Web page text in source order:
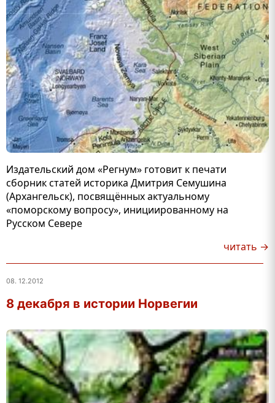
Издательский дом «Регнум» готовит к печати
сборник статей историка Дмитрия Семушина
(Архангельск), посвящённых актуальному
«поморскому вопросу», инициированному на
Русском Севере
читать →
08. 12.2012
8 декабря в истории Норвегии